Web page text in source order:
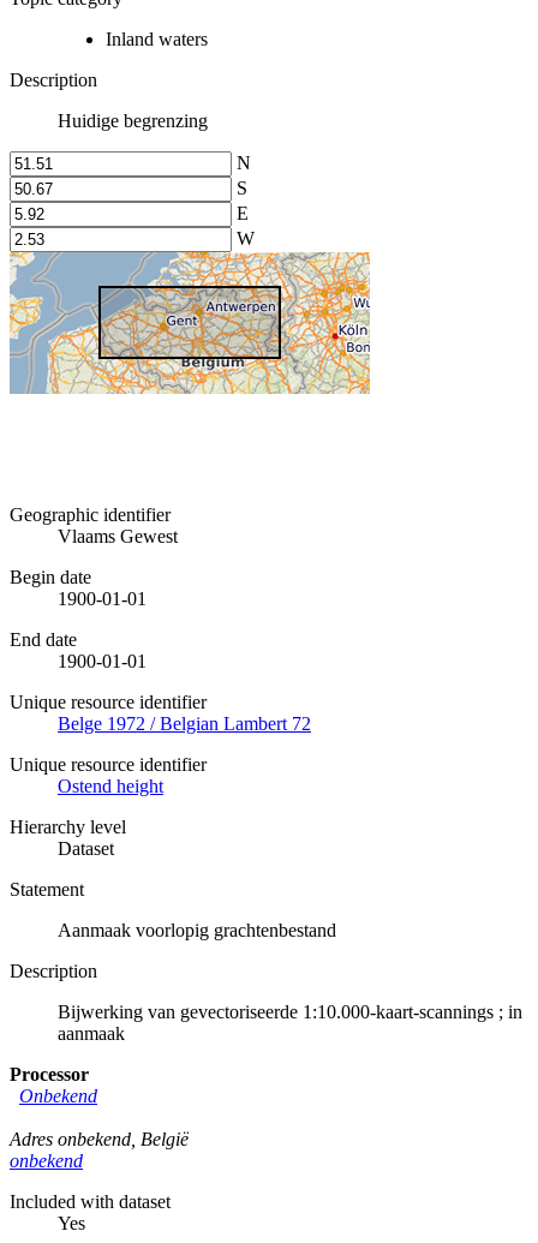
Inland waters
Description
Huidige begrenzing
N
S
E
W
Geographic identifier
Vlaams Gewest
Begin date
1900-01-01
End date
1900-01-01
Unique resource identifier
Belge 1972 / Belgian Lambert 72
Unique resource identifier
Ostend height
Hierarchy level
Dataset
Statement
Aanmaak voorlopig grachtenbestand
Description
Bijwerking van gevectoriseerde 1:10.000-kaart-scannings ; in
aanmaak
Processor
Onbekend
Adres onbekend België
onbekend
Included with dataset
Yes